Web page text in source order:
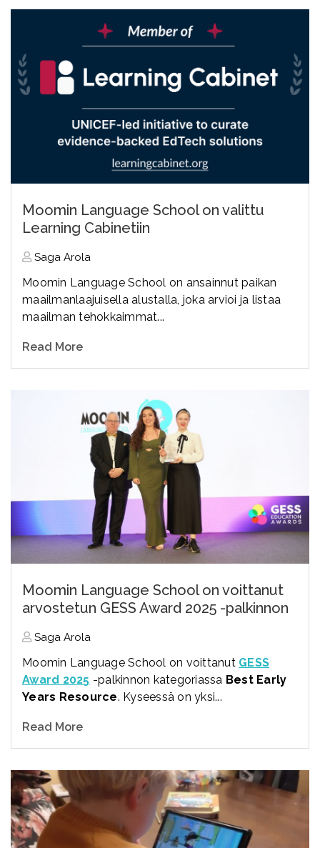
Moomin Language School on valittu
Learning Cabinetiin
Saga Arola
Moomin Language School on ansainnut paikan
maailmanlaajuisella alustalla, joka arvioi ja listaa
maailman tehokkaimmat...
Read More
Moomin Language School on voittanut
arvostetun GESS Award 2025 -palkinnon
Saga Arola
Moomin Language School on voittanut GESS
Award 2025 -palkinnon kategoriassa Best Early
Years Resource. Kyseessä on yksi...
Read More